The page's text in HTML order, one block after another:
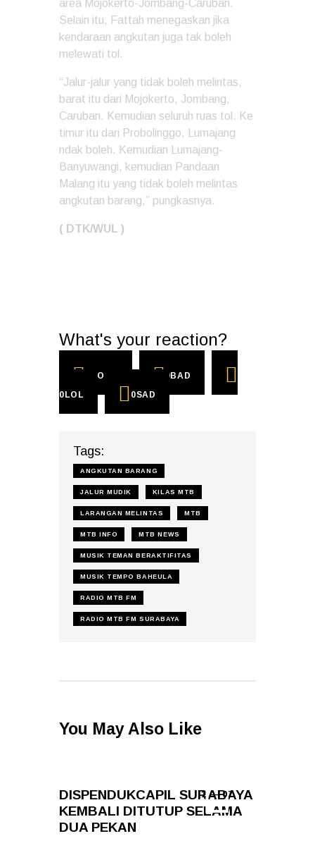
area Mojokerto-Jombang-Caruban.
Selain itu, Fattah menegaskan jika
kendaraan angkutan juga tak boleh
melewati tol.
“Jalur-jalur yang tidak boleh melintas,
barat itu dari Mojokerto, Jombang,
Caruban. Kemudian seluruh ruas tol. Ke
timur itu dari Probolinggo, Lumajang
ndak boleh. Kemudian Lumajang-
Banyuwangi, kemudian Pandaan
Malang itu yang tidak boleh melintas
angkutan barang,” pungkasnya.
( DTK/WUL )
What's your reaction?
COOL 0BAD
0 LOL 0SAD
Tags:
ANGKUTAN BARANG
JALUR MUDIK KILAS MTB
LARANGAN MELINTAS MTB
MTB INFO MTB NEWS
MUSIK TEMAN BERAKTIFITAS
MUSIK TEMPO BAHEULA
RADIO MTB FM
RADIO MTB FM SURABAYA
You May Also Like
1 — 07
DISPENDUKCAPIL SURABAYA
KEMBALI DITUTUP SELAMA
DUA PEKAN